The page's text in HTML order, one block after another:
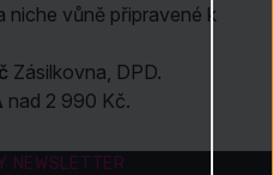
niche vůně připravené k
Zásilkovna, DPD.
nad 2 990 Kč.
NEWSLETTER